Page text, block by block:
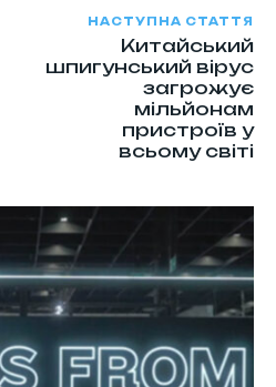
НАСТУПНА СТАТТЯ
Китайський
шпигунський вірус
загрожує
мільйонам
пристроїв у
всьому світі